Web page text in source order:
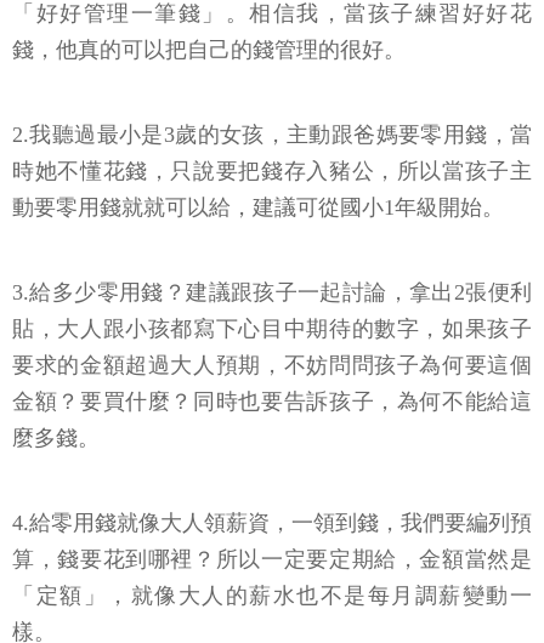
「好好管理一筆錢」。相信我，當孩子練習好好花
錢，他真的可以把自己的錢管理的很好。
2.我聽過最小是3歲的女孩，主動跟爸媽要零用錢，當
時她不懂花錢，只說要把錢存入豬公，所以當孩子主
動要零用錢就就可以給，建議可從國小1年級開始。
3.給多少零用錢？建議跟孩子一起討論，拿出2張便利
貼，大人跟小孩都寫下心目中期待的數字，如果孩子
要求的金額超過大人預期，不妨問問孩子為何要這個
金額？要買什麼？同時也要告訴孩子，為何不能給這
麼多錢。
4.給零用錢就像大人領薪資，一領到錢，我們要編列預
算，錢要花到哪裡？所以一定要定期給，金額當然是
「定額」，就像大人的薪水也不是每月調薪變動一
樣。